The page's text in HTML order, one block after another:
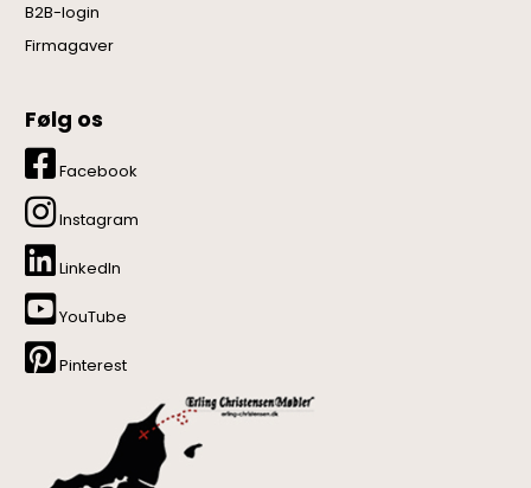
B2B-login
Firmagaver
Følg os
Facebook
Instagram
LinkedIn
YouTube
Pinterest